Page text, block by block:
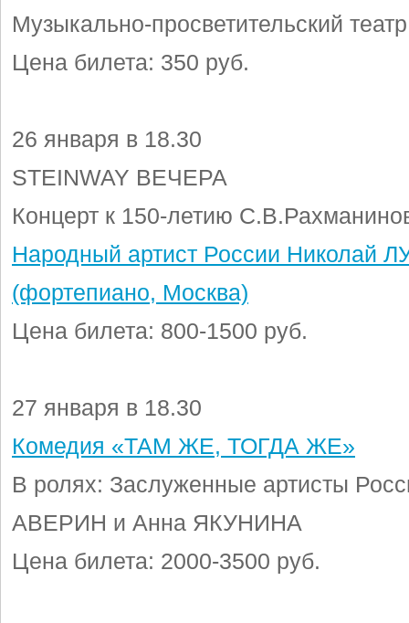
Музыкально-просветительский театр
Цена билета: 350 руб.
26 января в 18.30
STEINWAY ВЕЧЕРА
Концерт к 150-летию
Народный артист России Николай
(фортепиано, Москва)
Цена билета: 800-1500 руб.
27 января в 18.30
Комедия «ТАМ ЖЕ, ТОГДА ЖЕ»
В ролях: Заслуженные артисты
АВЕРИН и Анна ЯКУНИНА
Цена билета: 2000-3500 руб.